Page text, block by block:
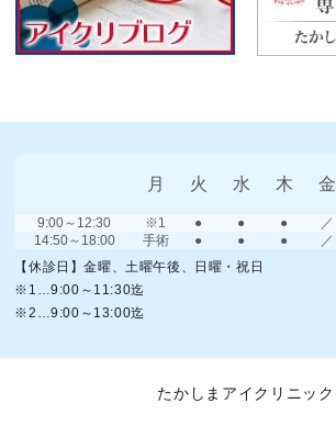
月 火 水 木 金
9:00～12:30 ※1 ● ● ● ／
14:50～18:00
手術 ● ● ● ／
【休診日】金曜、土曜午後、日曜・祝日
※1…9:00～11:30迄
※2…9:00～13:00迄
たかしまアイクリニック